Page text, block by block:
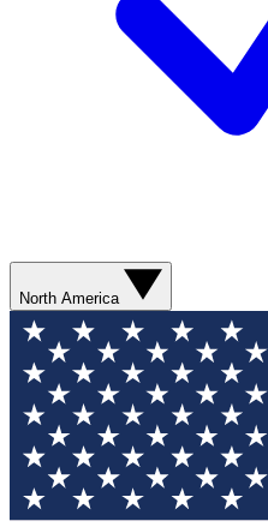
North America